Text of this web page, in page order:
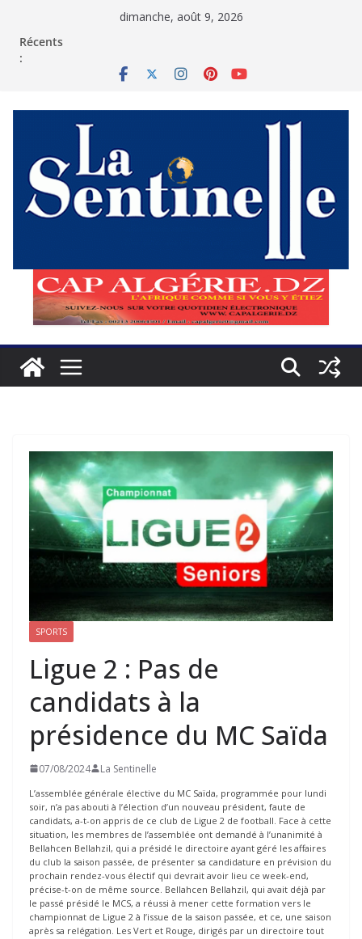
dimanche, août 9, 2026
Récents
:
SPORTS
Ligue 2 : Pas de
candidats à la
présidence du MC Saïda
07/08/2024 La Sentinelle
L’assemblée générale élective du MC Saïda, programmée pour lundi
soir, n’a pas abouti à l’élection d’un nouveau président, faute de
candidats, a-t-on appris de ce club de Ligue 2 de football. Face à cette
situation, les membres de l’assemblée ont demandé à l’unanimité à
Bellahcen Bellahzil, qui a présidé le directoire ayant géré les affaires
du club la saison passée, de présenter sa candidature en prévision du
prochain rendez-vous électif qui devrait avoir lieu ce week-end,
précise-t-on de même source. Bellahcen Bellahzil, qui avait déjà par
le passé présidé le MCS, a réussi à mener cette formation vers le
championnat de Ligue 2 à l’issue de la saison passée, et ce, une saison
après sa relégation. Les Vert et Rouge, dirigés par un directoire tout